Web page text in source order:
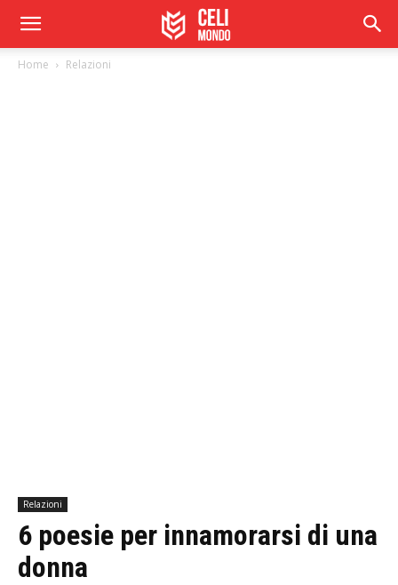
Home Relazioni
Relazioni
6 poesie per innamorarsi di una
donna